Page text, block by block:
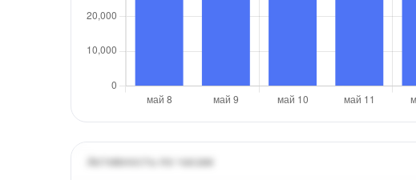
Активность по часам